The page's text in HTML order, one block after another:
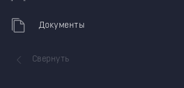
Документы
Свернуть